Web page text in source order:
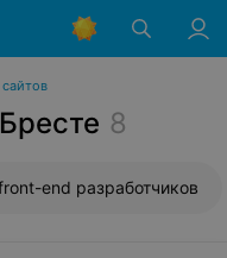
8
end разработчиков